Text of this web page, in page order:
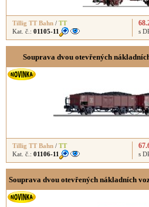
Tillig TT Bahn / TT
Kat. č.: 01105-11 s
Souprava dvou otevřených
Tillig TT Bahn / TT
Kat. č.: 01106-11 s